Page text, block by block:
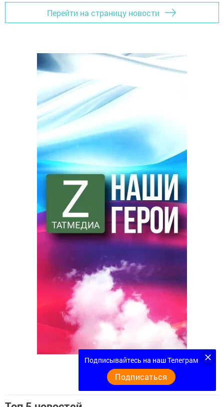
Перейти на страницу новости
Подписывайтесь на наш Телеграм
Подписаться